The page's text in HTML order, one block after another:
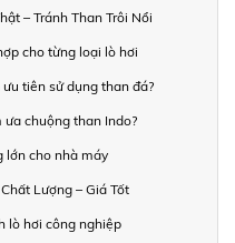
– Tránh Than Trôi Nổi
cho từng loại lò hơi
tiên sử dụng than đá?
chuộng than Indo?
lớn cho nhà máy
Lượng – Giá Tốt
lò hơi công nghiệp